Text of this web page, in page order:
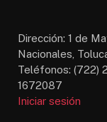
Dirección: 1 de
Nacionales,
Teléfonos: (722)
1672087
Iniciar sesión